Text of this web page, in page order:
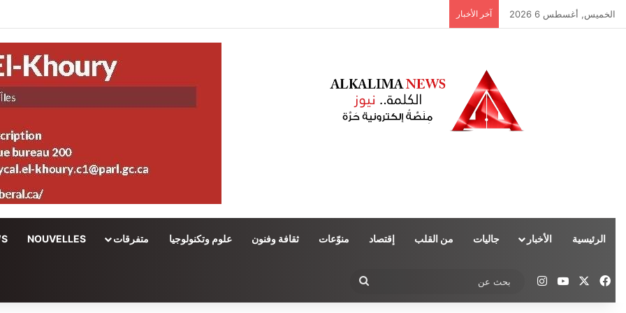
الخميس, أغسطس 6 2026 آخر الأخبار
الرئيسية الأخبار جاليات من القلب إقتصاد منوّعات ثقافة وفنون علوم وتكنولوجيا متفرقات NOUVELLES
فيسبوك ‫YouTubeانستقرام
عن